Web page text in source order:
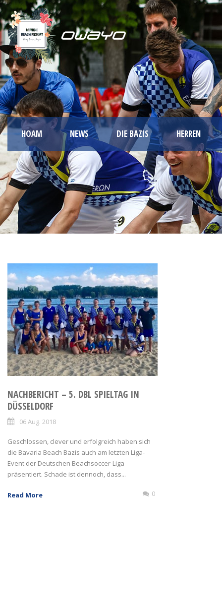
HOAM NEWS DIE BAZIS HERREN
NACHBERICHT – 5. DBL SPIELTAG IN
DÜSSELDORF
06 Aug. 2018
Geschlossen, clever und erfolgreich haben sich
die Bavaria Beach Bazis auch am letzten Liga-
Event der Deutschen Beachsoccer-Liga
präsentiert. Schade ist dennoch, dass...
Read More 0